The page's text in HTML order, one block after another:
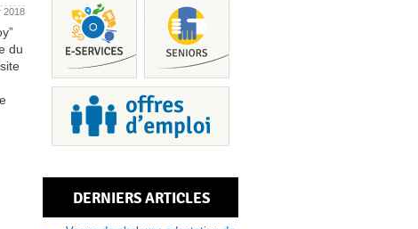
2018
du
DERNIERS ARTICLES